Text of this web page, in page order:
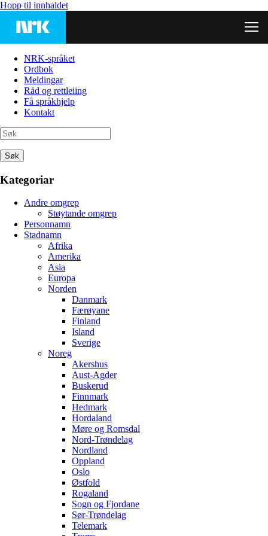
Hopp til innhaldet
NRK-språket
Ordbok
Meldingar
Råd og rettleiing
Få språkhjelp
Kontakt
Søk
Kategoriar
Andre omgrep
Støytande omgrep
Personnamn
Stadnamn
Afrika
Amerika
Asia
Europa
Norden
Danmark
Færøyane
Finland
Island
Sverige
Noreg
Akershus
Aust-Agder
Buskerud
Finnmark
Hedmark
Hordaland
Møre og Romsdal
Nord-Trøndelag
Nordland
Oppland
Oslo
Østfold
Rogaland
Sogn og Fjordane
Sør-Trøndelag
Telemark